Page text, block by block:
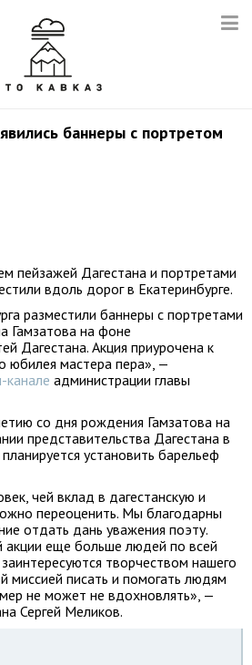
баннеры с портретом
пейзажей Дагестана и портретами
вдоль дорог в Екатеринбурге.
разместили баннеры с портретами
Гамзатова на фоне
Дагестана. Акция приурочена к
юбилея мастера пера», —
канале администрации главы
со дня рождения Гамзатова на
представительства Дагестана в
установить барельеф
чей вклад в дагестанскую и
переоценить. Мы благодарны
отдать дань уважения поэту.
акции еще больше людей по всей
творчеством нашего
миссией писать и помогать людям
не может не вдохновлять», —
Сергей Меликов.